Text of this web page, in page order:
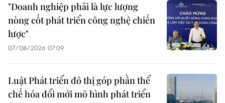
"Doanh nghiệp phải là lực lượng
nòng cốt phát triển công nghệ chiến
lược"
07/08/2026 07:09
Luật Phát triển đô thị góp phần thể
chế hóa đổi mới mô hình phát triển